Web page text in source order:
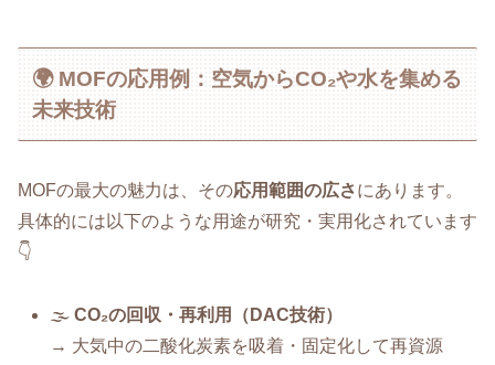
🌍 MOFの応用例：空気からCO₂や水を集める
未来技術
MOFの最大の魅力は、その応用範囲の広さにあります。
具体的には以下のような用途が研究・実用化されています
👇
🌫CO₂の回収・再利用（DAC技術）
→ 大気中の二酸化炭素を吸着・固定化して再資源